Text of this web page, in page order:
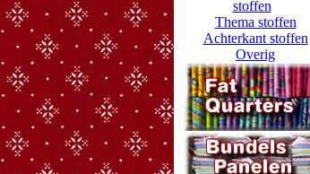
stoffen
Thema stoffen
Achterkant stoffen
Overig